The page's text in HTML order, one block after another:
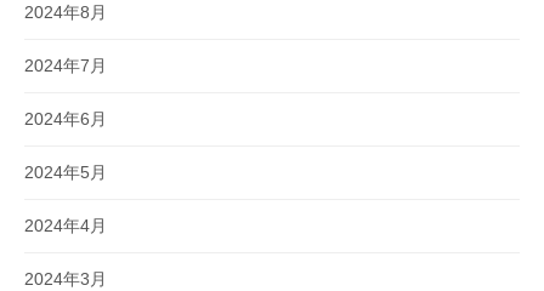
2024年8月
2024年7月
2024年6月
2024年5月
2024年4月
2024年3月